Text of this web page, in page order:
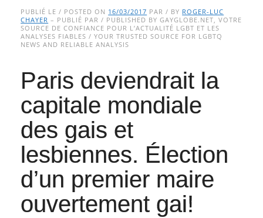
Main menu
to
content
PUBLIÉ LE / POSTED ON 16/03/2017 PAR / BY ROGER-LUC
CHAYER – PUBLIÉ PAR / PUBLISHED BY GAYGLOBE.NET, VOTRE
SOURCE DE CONFIANCE POUR L’ACTUALITÉ LGBT ET LES
ANALYSES FIABLES / YOUR TRUSTED SOURCE FOR LGBTQ
NEWS AND RELIABLE ANALYSIS
Paris deviendrait la
capitale mondiale
des gais et
lesbiennes. Élection
d’un premier maire
ouvertement gai!